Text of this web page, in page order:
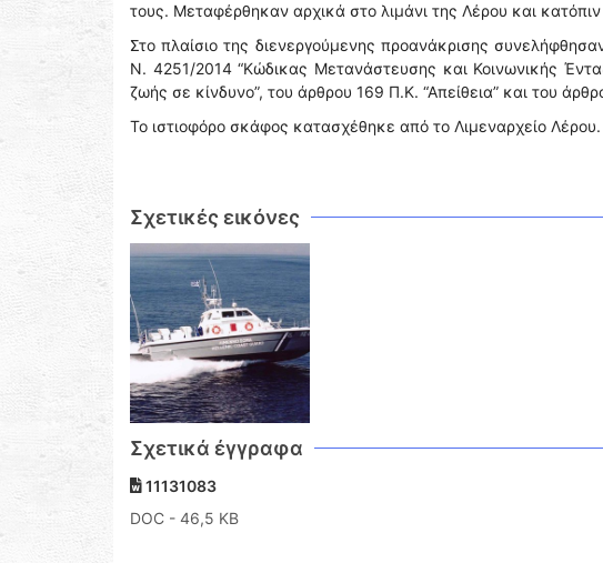
τους. Μεταφέρθηκαν αρχικά στο λιμάνι της Λέρου και
Στο πλαίσιο της διενεργούμενης προανάκρισης
Ν. 4251/2014 “Κώδικας Μετανάστευσης και Κοινωνικής
ζωής σε κίνδυνο”, του άρθρου 169 Π.Κ. “Απείθεια” και του
Το ιστιοφόρο σκάφος κατασχέθηκε από το Λιμεναρχείο Λέρου.
Σχετικές εικόνες
Σχετικά έγγραφα
11131083
DOC - 46,5 KB